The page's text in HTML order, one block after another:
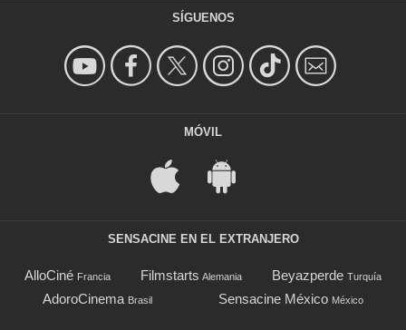
SÍGUENOS
MÓVIL
SENSACINE EN EL EXTRANJERO
AlloCiné Francia Filmstarts Alemania Beyazperde Turquía
AdoroCinema Brasil Sensacine México México